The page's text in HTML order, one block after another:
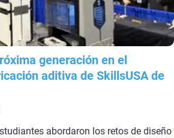
generación en el
aditiva de SkillsUSA de
abordaron los retos de diseño